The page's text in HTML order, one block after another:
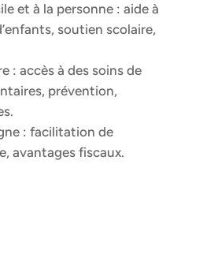
et à la personne : aide à
soutien scolaire,
: accès à des soins de
prévention,
: facilitation de
avantages fiscaux.